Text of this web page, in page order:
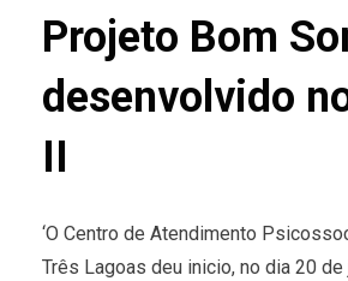
Projeto Bom
desenvolvido
II
‘O Centro de Atendimento
Três Lagoas deu inicio, no dia 20 de